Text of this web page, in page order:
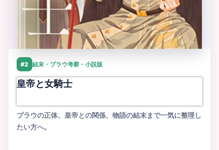
#2 結末・プラウ考察・小説版
皇帝と女騎士
プラウの正体、皇帝との関係、物語の結末まで一気に整理し
たい方へ。